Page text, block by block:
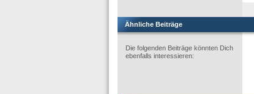
Ähnliche Beiträge
Die folgenden Beiträge könnten Dich
ebenfalls interessieren: